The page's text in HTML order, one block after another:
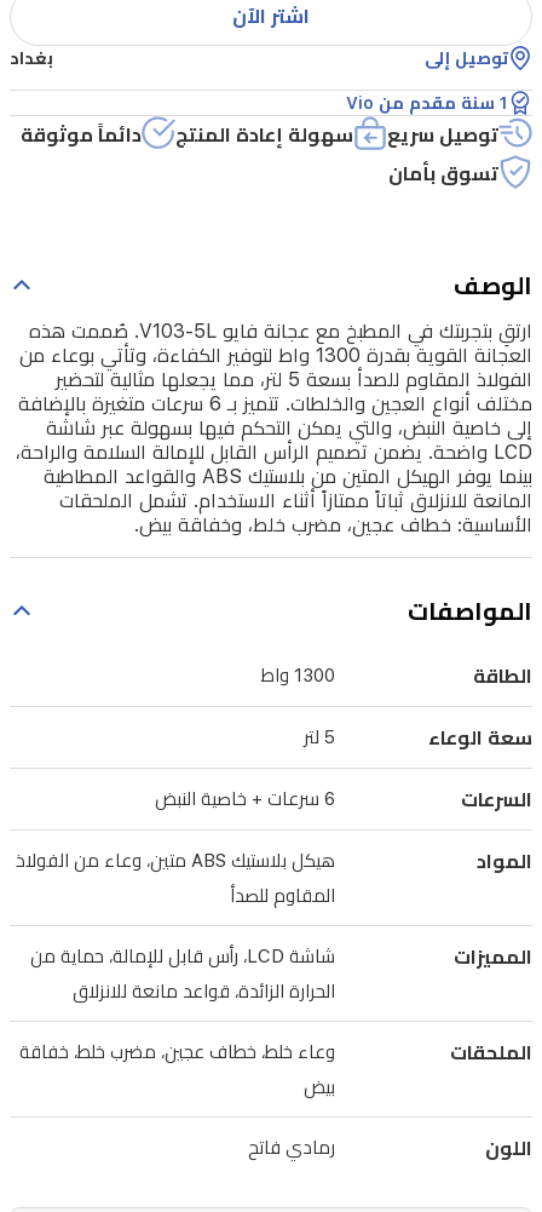
بقدرة
1300
لتوفير
الكفاءة،
وتأتي
الفولاذ
المقاوم
للصدأ
بسعة
5
لتر،
مما
يجعلها
لتحضير
أنواع
تتميز
بـ
6
متغيرة
بالإضافة
يمكن
اشتر الآن
توصيل إلى بغداد
1 سنة مقدم من Vio
توصيل سريع سهولة إعادة المنتج
دائماً موثوقة
تسوق بأمان
الوصف
ارتقِ بتجربتك في المطبخ مع عجانة فايو V103-5L. صُممت هذه
العجانة القوية بقدرة 1300 واط لتوفير الكفاءة، وتأتي بوعاء من
الفولاذ المقاوم للصدأ بسعة 5 لتر، مما يجعلها مثالية لتحضير
مختلف أنواع العجين والخلطات. تتميز بـ 6 سرعات متغيرة بالإضافة
إلى خاصية النبض، والتي يمكن التحكم فيها بسهولة عبر شاشة
LCD واضحة. يضمن تصميم الرأس القابل للإمالة السلامة والراحة،
بينما يوفر الهيكل المتين من بلاستيك ABS والقواعد المطاطية
المانعة للانزلاق ثباتاً ممتازاً أثناء الاستخدام. تشمل الملحقات
الأساسية: خطاف عجين، مضرب خلط، وخفاقة بيض.
المواصفات
الطاقة 1300 واط
سعة الوعاء 5 لتر
السرعات 6 سرعات + خاصية النبض
المواد
هيكل بلاستيك ABS متين، وعاء من الفولاذ
المقاوم للصدأ
المميزات
شاشة LCD، رأس قابل للإمالة، حماية من
الحرارة الزائدة، قواعد مانعة للانزلاق
الملحقات
وعاء خلط، خطاف عجين، مضرب خلط، خفاقة
بيض
اللون رمادي فاتح